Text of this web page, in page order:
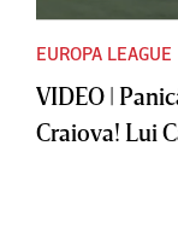
EUROPA LEAGUE
VIDEO |
Craiova! Lui